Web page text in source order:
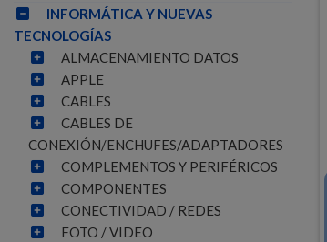
INFORMÁTICA Y NUEVAS
TECNOLOGÍAS
ALMACENAMIENTO DATOS
APPLE
CABLES
CABLES DE
CONEXIÓN/ENCHUFES/ADAPTADORES
COMPLEMENTOS Y PERIFÉRICOS
COMPONENTES
CONECTIVIDAD / REDES
FOTO / VIDEO